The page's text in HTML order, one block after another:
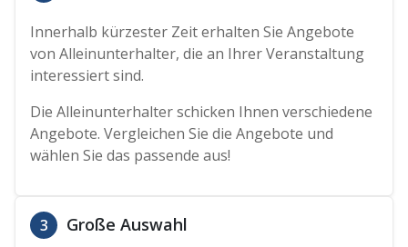
Innerhalb kürzester Zeit erhalten Sie Angebote
von Alleinunterhalter, die an Ihrer Veranstaltung
interessiert sind.
Die Alleinunterhalter schicken Ihnen verschiedene
Angebote. Vergleichen Sie die Angebote und
wählen Sie das passende aus!
3 Große Auswahl